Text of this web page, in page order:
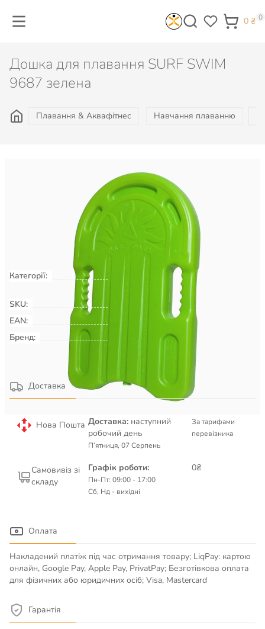
0 ₴ 0
Дошка для плавання SURF SWIM
9687 зелена
Плавання & Аквафітнес Навчання плаванню
КУПИТИ
Категорії: Навчання плаванню
Аквафітнес
SKU:
00012829
EAN:
Бренд:
BECO
Детальніше про товар
Доставка
Нова Пошта Доставка: наступний
робочий день
П’ятниця, 07 Серпень
За тарифами
перевізника
Самовивіз зі
складу
Графік роботи:
Пн-Пт: 09:00 - 17:00
Сб, Нд - вихідні
0₴
Оплата
Накладений платіж під час отримання товару; LiqPay: картою
онлайн, Google Pay, Apple Pay, PrivatPay; Безготівкова оплата
для фізичних або юридичних осіб; Visa, Mastercard
Гарантія